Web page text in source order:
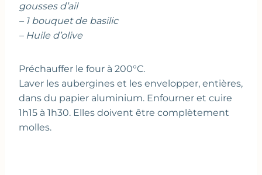
gousses d’ail
– 1 bouquet de basilic
– Huile d’olive
Préchauffer le four à 200°C.
Laver les aubergines et les envelopper, entières,
dans du papier aluminium. Enfourner et cuire
1h15 à 1h30. Elles doivent être complètement
molles.